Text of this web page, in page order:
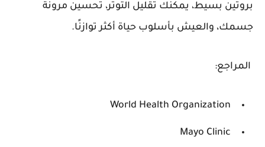
بروتين بسيط، يمكنك تقليل التوتر، تحسين مرونة
جسمك، والعيش بأسلوب حياة أكثر توازنًا.
المراجع:
World Health Organization
Mayo Clinic